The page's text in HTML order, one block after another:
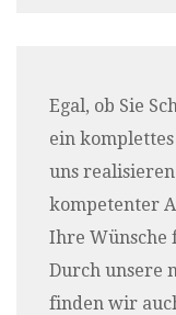
Egal, ob Sie
ein
uns
kompetenter
Ihre Wünsche
Durch unsere
finden wir